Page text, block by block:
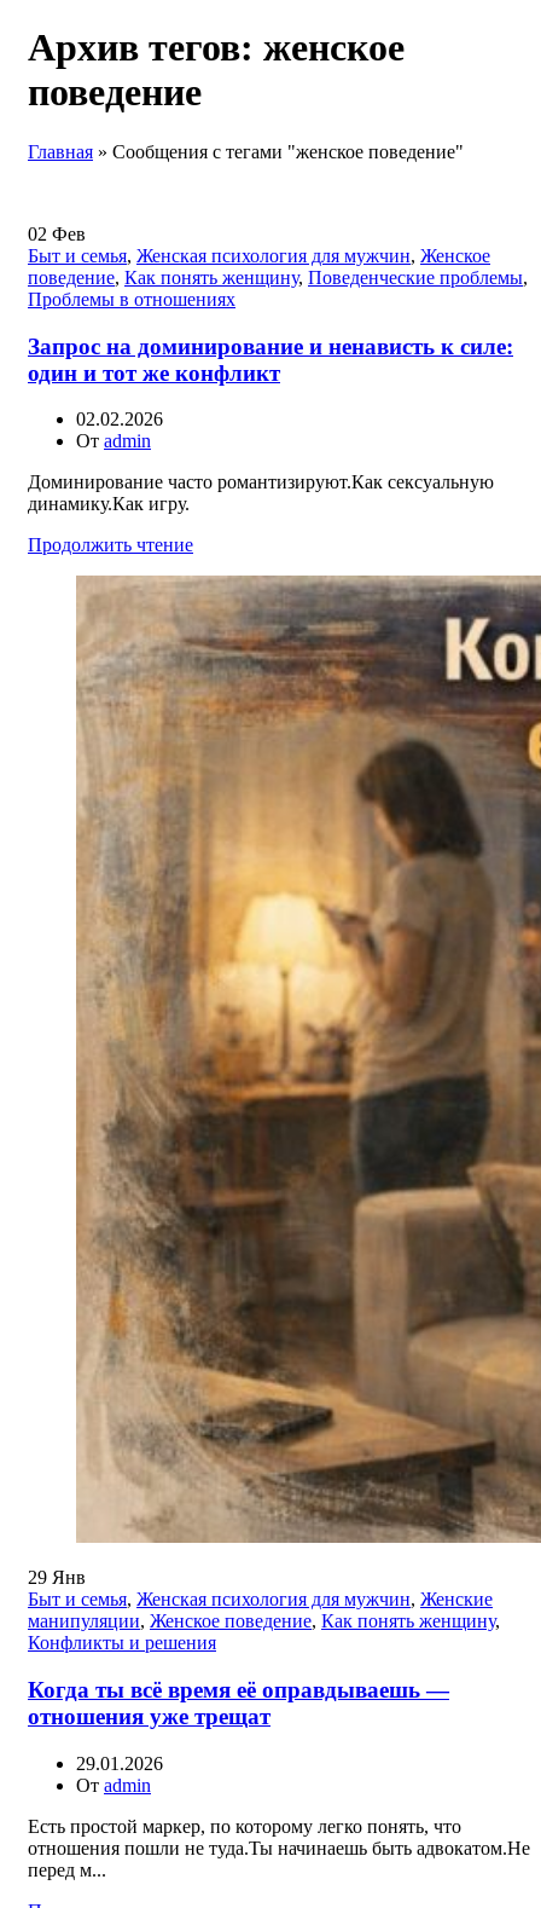
Архив тегов: женское
поведение
Главная » Сообщения с тегами "женское поведение"
02 Фев
Быт и семья, Женская психология для мужчин, Женское
поведение, Как понять женщину, Поведенческие проблемы,
Проблемы в отношениях
Запрос на доминирование и ненависть к силе:
один и тот же конфликт
02.02.2026
От admin
Доминирование часто романтизируют.Как сексуальную
динамику.Как игру.
Продолжить чтение
29 Янв
Быт и семья, Женская психология для мужчин, Женские
манипуляции, Женское поведение, Как понять женщину,
Конфликты и решения
Когда ты всё время её оправдываешь —
отношения уже трещат
29.01.2026
От admin
Есть простой маркер, по которому легко понять, что
отношения пошли не туда.Ты начинаешь быть адвокатом.Не
перед м...